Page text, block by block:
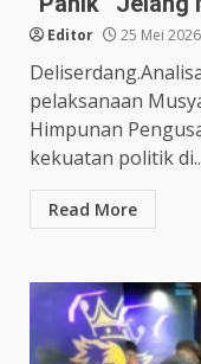
Editor 25 Mei 2026
pelaksanaan
Himpunan
kekuatan politik
Read More